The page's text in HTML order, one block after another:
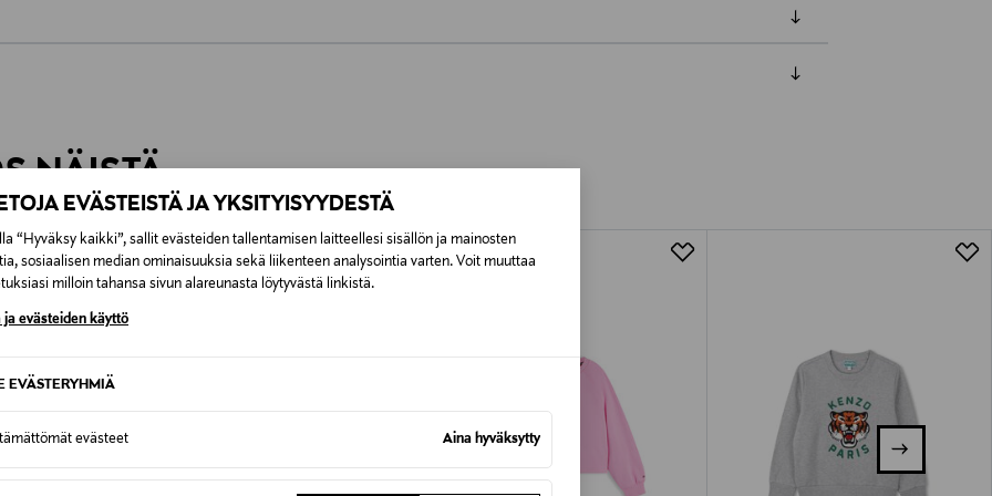
EVÄSTEISTÄ JA YKSITYISYYDESTÄ
“Hyväksy kaikki”, sallit evästeiden tallentamisen laitteellesi sisällön ja mainosten
sosiaalisen median ominaisuuksia sekä liikenteen analysointia varten. Voit muuttaa
milloin tahansa sivun alareunasta löytyvästä linkistä.
ja evästeiden käyttö
EVÄSTERYHMIÄ
evästeet Aina hyväksytty
Alk. 6,90 €, kun toimitus on saatavilla valittuun osoitteeseen.
NÄISTÄ